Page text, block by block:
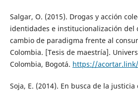
Salgar, O. (2015). Drogas y acción
identidades e institucionalización del
cambio de paradigma frente al
Colombia. [Tesis de maestría].
Colombia, Bogotá. https://acortar.link/
Soja, E. (2014). En busca de la justicia